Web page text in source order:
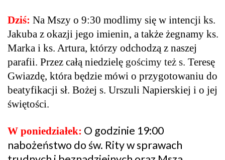
Dziś: Na Mszy o 9:30 modlimy się w intencji ks.
Jakuba z okazji jego imienin, a także żegnamy ks.
Marka i ks. Artura, którzy odchodzą z naszej
parafii. Przez całą niedzielę gościmy też s. Teresę
Gwiazdę, która będzie mówi o przygotowaniu do
beatyfikacji sł. Bożej s. Urszuli Napierskiej i o jej
świętości.
W poniedziałek: O godzinie 19:00
nabożeństwo do św. Rity w sprawach